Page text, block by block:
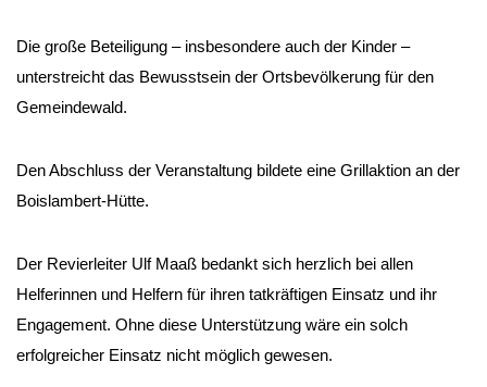
Die große Beteiligung – insbesondere auch der Kinder –
unterstreicht das Bewusstsein der Ortsbevölkerung für den
Gemeindewald.
Den Abschluss der Veranstaltung bildete eine Grillaktion an der
Boislambert-Hütte.
Der Revierleiter Ulf Maaß bedankt sich herzlich bei allen
Helferinnen und Helfern für ihren tatkräftigen Einsatz und ihr
Engagement. Ohne diese Unterstützung wäre ein solch
erfolgreicher Einsatz nicht möglich gewesen.